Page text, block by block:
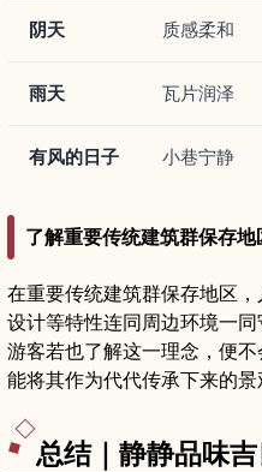
阴天 质感柔和
雨天 瓦片润泽
有风的日子 小巷宁静
了解重要传统建筑群保存
在重要传统建筑群保存地区，
设计等特性连同周边环境一同
游客若也了解这一理念，便
能将其作为代代传承下来的景
总结｜静静品味